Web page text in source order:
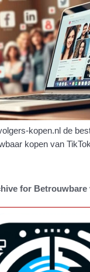
kopen.nl de
kopen van
for Betrouwbare